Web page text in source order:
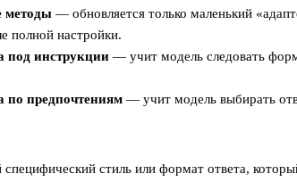
методы — обновляется только маленький
полной настройки.
под инструкции — учит модель следовать
по предпочтениям — учит модель выбирать
стиль или формат ответа,